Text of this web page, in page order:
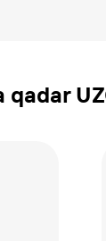
qadar